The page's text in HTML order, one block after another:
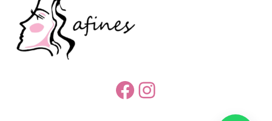
Facebook
Instagram